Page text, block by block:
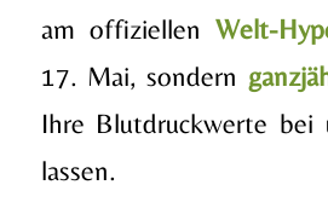
am offiziellenWelt-
17. Mai, sondern
Ihre Blutdruckwerte bei
lassen.